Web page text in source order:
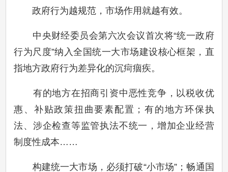
政府行为越规范，市场作用就越有效。
中央财经委员会第六次会议首次将“统一政府
行为尺度”纳入全国统一大市场建设核心框架，直
指地方政府行为差异化的沉疴痼疾。
有的地方在招商引资中恶性竞争，以税收优
惠、补贴政策扭曲要素配置；有的地方环保执
法、涉企检查等监管执法不统一，增加企业经营
制度性成本……
构建统一大市场，必须打破“小市场”；畅通国